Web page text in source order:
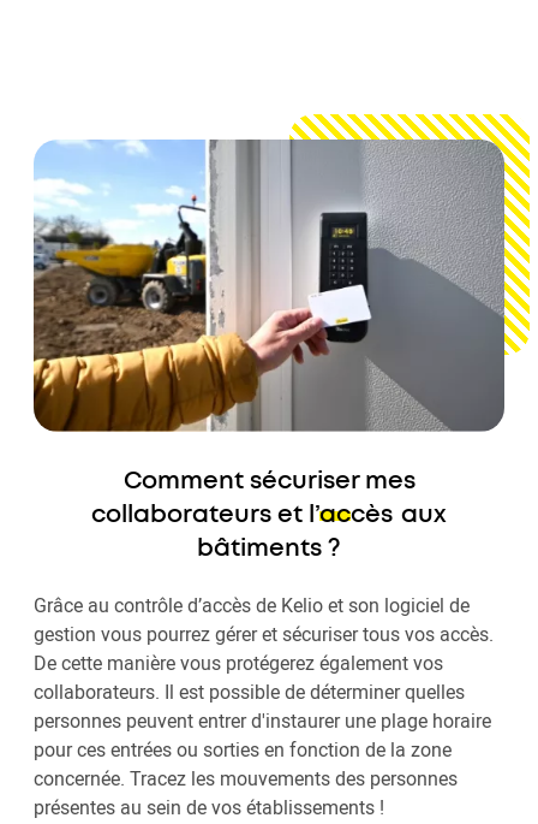
Comment sécuriser mes
collaborateurs et l’accès aux
bâtiments ?
Grâce au contrôle d’accès de Kelio et son logiciel de
gestion vous pourrez gérer et sécuriser tous vos accès.
De cette manière vous protégerez également vos
collaborateurs. Il est possible de déterminer quelles
personnes peuvent entrer d'instaurer une plage horaire
pour ces entrées ou sorties en fonction de la zone
concernée. Tracez les mouvements des personnes
présentes au sein de vos établissements !